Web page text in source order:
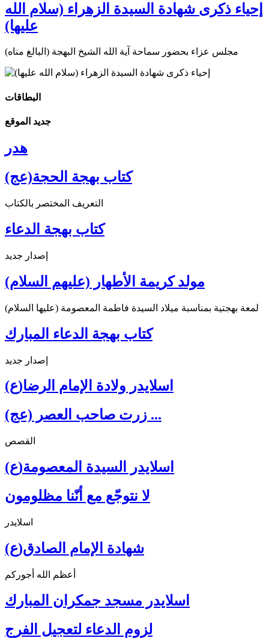
إحياء ذكرى شهادة السيدة الزهراء (سلام الله
عليها)
مجلس عزاء بحضور سماحة آية الله الشيخ البهجة (البالغ مناه)
البطاقات
جديد الموقع
هدر
كتاب بهجة الحجة(عج)
التعريف المختصر بالكتاب
كتاب بهجة الدعاء
إصدار جديد
مولد كريمة الأطهار (عليهم السلام)
لمعة بهجتية بمناسبة ميلاد السيدة فاطمة المعصومة (عليها السلام)
كتاب بهجة الدعاء المبارك
إصدار جديد
اسلايدر ولادة الإمام الرضا(ع)
زرت صاحب العصر (عج) ...
القصص
اسلايدر السيدة المعصومة(ع)
لا نتوجّع مع أنّنا مظلومون
اسلايدر
شهادة الإمام الصادق(ع)
أعظم الله أجوركم
اسلايدر مسجد جمكران المبارك
لزوم الدعاء لتعجيل الفرج